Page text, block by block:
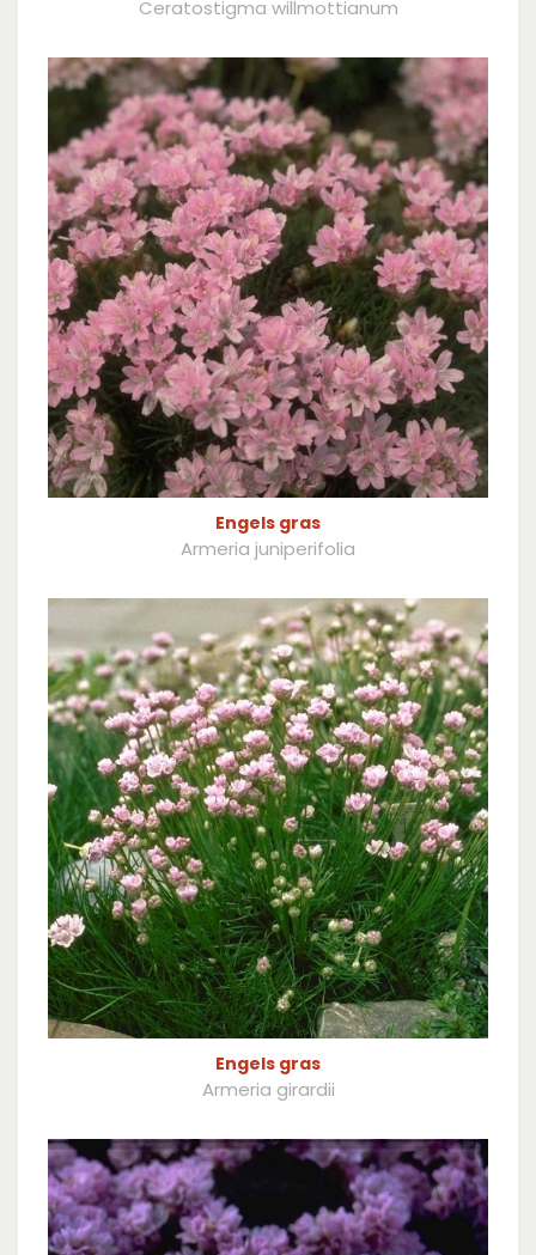
Ceratostigma willmottianum
Engels gras
Armeria juniperifolia
Engels gras
Armeria girardii